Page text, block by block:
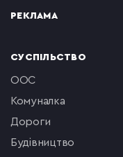
РЕКЛАМА
СУСПІЛЬСТВО
ООС
комуналка
Дороги
будівництво